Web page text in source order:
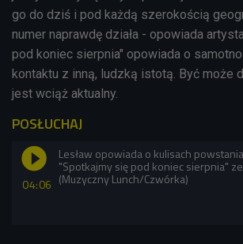
go do dziś i pod każdą szerokością
numer naprawdę działa - opowiada
pod koniec sierpnia" opowiada o
kontaktu z inną, ludzką istotą. Być może
jest wciąż aktualny.
POSŁUCHAJ
04:06
Lesław opowiada o kulisach
"Spotkajmy się pod koniec sierpnia"
(Muzyczny Lunch/Czwórka)